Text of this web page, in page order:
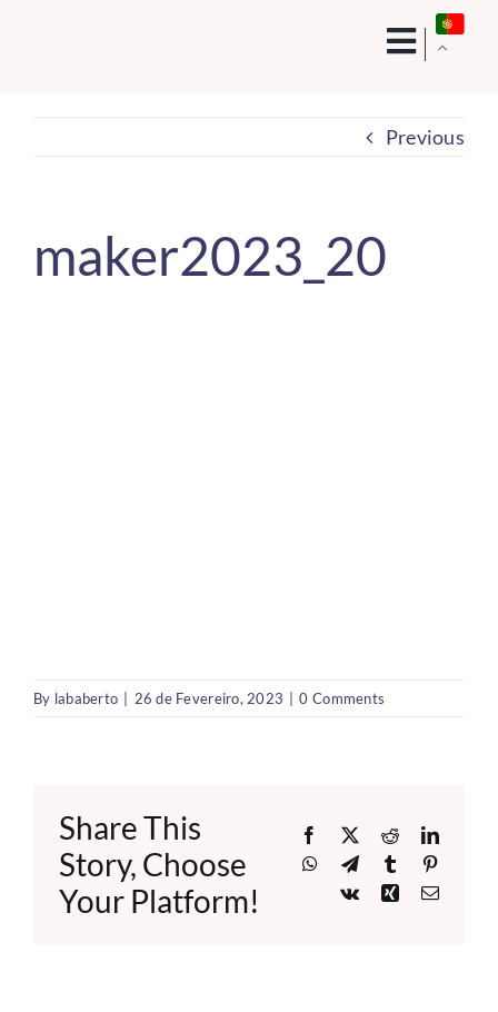
Previous
maker2023_20
By lababerto 26 de Fevereiro, 2023 0 Comments
Share This
Story, Choose
Your Platform!
Facebook
X Reddit
WhatsApp
TelegramTumblr
Vk
XingEmail